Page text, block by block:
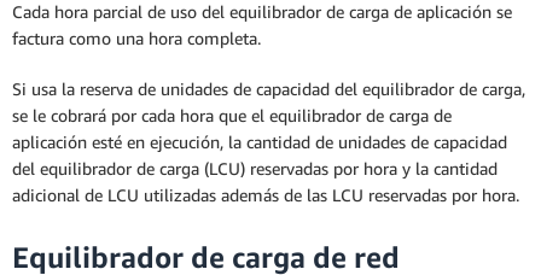
Cada hora parcial de uso del equilibrador de carga de aplicación se
factura como una hora completa.
Si usa la reserva de unidades de capacidad del equilibrador de carga,
se le cobrará por cada hora que el equilibrador de carga de
aplicación esté en ejecución, la cantidad de unidades de capacidad
del equilibrador de carga (LCU) reservadas por hora y la cantidad
adicional de LCU utilizadas además de las LCU reservadas por hora.
Equilibrador de carga de red